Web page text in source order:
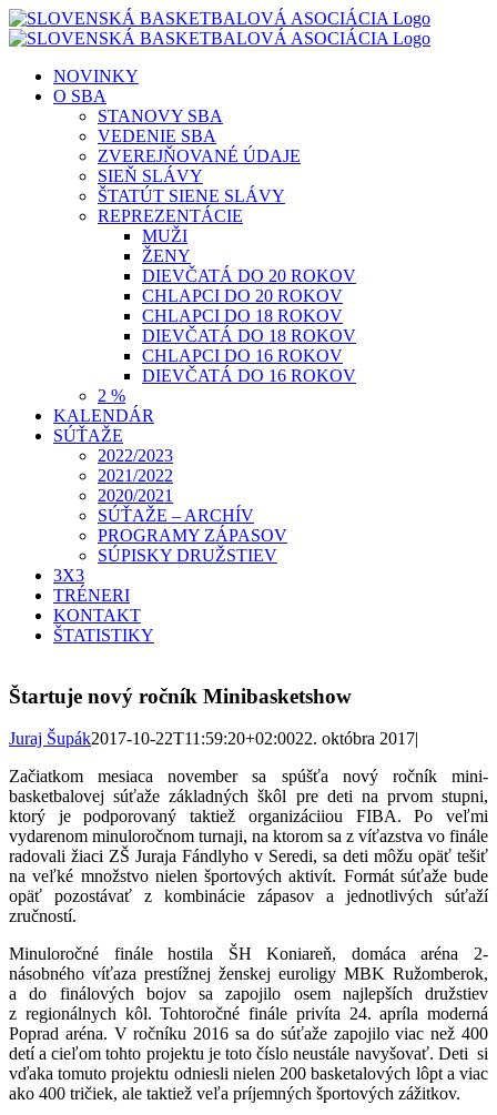
Skip
to
NOVINKY
O SBA
STANOVY SBA
VEDENIE SBA
ZVEREJŇOVANÉ ÚDAJE
SIEŇ SLÁVY
ŠTATÚT SIENE SLÁVY
REPREZENTÁCIE
MUŽI
ŽENY
DIEVČATÁ DO 20 ROKOV
CHLAPCI DO 20 ROKOV
CHLAPCI DO 18 ROKOV
DIEVČATÁ DO 18 ROKOV
CHLAPCI DO 16 ROKOV
DIEVČATÁ DO 16 ROKOV
2 %
KALENDÁR
SÚŤAŽE
2022/2023
2021/2022
2020/2021
SÚŤAŽE – ARCHÍV
PROGRAMY ZÁPASOV
SÚPISKY DRUŽSTIEV
3X3
TRÉNERI
KONTAKT
ŠTATISTIKY
Štartuje nový ročník Minibasketshow
Juraj Šupák2017-10-22T11:59:20+02:0022. októbra 2017|
Začiatkom mesiaca november sa spúšťa nový ročník mini-
basketbalovej súťaže základných škôl pre deti na prvom stupni,
ktorý je podporovaný taktiež organizáciiou FIBA. Po veľmi
vydarenom minuloročnom turnaji, na ktorom sa z víťazstva vo finále
radovali žiaci ZŠ Juraja Fándlyho v Seredi, sa deti môžu opäť tešiť
na veľké množstvo nielen športových aktivít. Formát súťaže bude
opäť pozostávať z kombinácie zápasov a jednotlivých súťaží
zručností.
Minuloročné finále hostila ŠH Koniareň, domáca aréna 2-
násobného víťaza prestížnej ženskej euroligy MBK Ružomberok,
a do finálových bojov sa zapojilo osem najlepších družstiev
z regionálnych kôl. Tohtoročné finále privíta 24. apríla moderná
Poprad aréna. V ročníku 2016 sa do súťaže zapojilo viac než 400
detí a cieľom tohto projektu je toto číslo neustále navyšovať. Deti si
vďaka tomuto projektu odniesli nielen 200 basketalových lôpt a viac
ako 400 tričiek, ale taktiež veľa príjemných športových zážitkov.